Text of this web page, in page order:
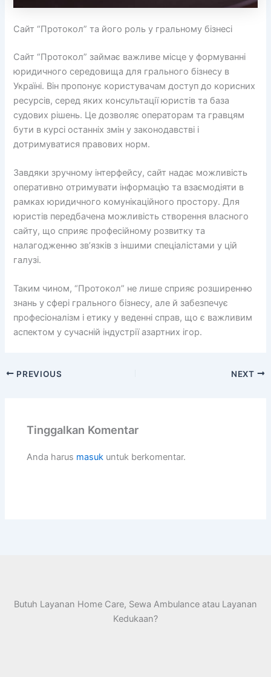
Сайт “Протокол” та його роль у гральному бізнесі
Сайт “Протокол” займає важливе місце у формуванні
юридичного середовища для грального бізнесу в
Україні. Він пропонує користувачам доступ до корисних
ресурсів, серед яких консультації юристів та база
судових рішень. Це дозволяє операторам та гравцям
бути в курсі останніх змін у законодавстві і
дотримуватися правових норм.
Завдяки зручному інтерфейсу, сайт надає можливість
оперативно отримувати інформацію та взаємодіяти в
рамках юридичного комунікаційного простору. Для
юристів передбачена можливість створення власного
сайту, що сприяє професійному розвитку та
налагодженню зв’язків з іншими спеціалістами у цій
галузі.
Таким чином, “Протокол” не лише сприяє розширенню
знань у сфері грального бізнесу, але й забезпечує
професіоналізм і етику у веденні справ, що є важливим
аспектом у сучасній індустрії азартних ігор.
PREVIOUS NEXT
Tinggalkan Komentar
Anda harus masuk untuk berkomentar.
Butuh Layanan Home Care, Sewa Ambulance atau Layanan
Kedukaan?